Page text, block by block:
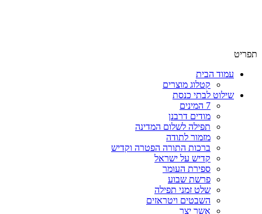
תפריט
עמוד הבית
קטלוג מוצרים
שילוט לבתי כנסת
7 המינים
מודים דרבנן
תפילה לשלום המדינה
מזמור לתודה
ברכות התורה הפטרה וקדיש
קדיש על ישראל
ספירת העומר
פרשת שבוע
שלט זמני תפילה
השבטים ויטראזים
אשר יצר